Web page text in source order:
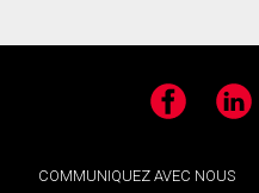
Facebook
COMMUNIQUEZ AVEC NOUS